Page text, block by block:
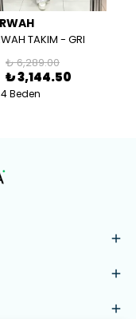
TAKIM - GRI
₺ 6,289.00
₺ 3,144.50
Beden